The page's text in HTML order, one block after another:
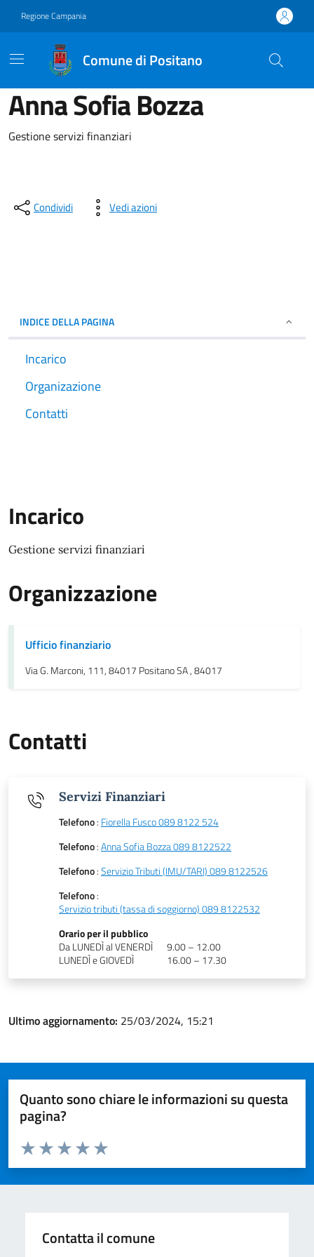
Regione Campania
Comune di Positano
Anna Sofia Bozza
Gestione servizi finanziari
Condividi Vedi azioni
INDICE DELLA PAGINA
Incarico
Organizazione
Contatti
Incarico
Gestione servizi finanziari
Organizzazione
Ufficio finanziario
Via G. Marconi, 111, 84017 Positano SA , 84017
Contatti
Servizi Finanziari
Telefono: Fiorella Fusco 089 8122 524
Telefono:Anna Sofia Bozza 089 8122522
Telefono:Servizio Tributi (IMU/TARI) 089 8122526
Telefono:
Servizio tributi (tassa di soggiorno) 089 8122532
Orario per il pubblico
Da LUNEDÌ al VENERDÌ
9.00 – 12.00
LUNEDÌ e GIOVEDÌ
16.00 – 17.30
Ultimo aggiornamento: 25/03/2024, 15:21
Quanto sono chiare le informazioni su questa
pagina?
Valuta da 1 a 5 stelle la pagina
Valuta 5 stelle su 5
Valuta 4 stelle su 5
Valuta 3 stelle su 5
Valuta 2 stelle su 5
Valuta 1 stelle su 5
Contatta il comune